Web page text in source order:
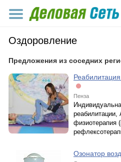
Оздоровление
Предложения из соседних
Пенза
физиотерапия
Озонатор